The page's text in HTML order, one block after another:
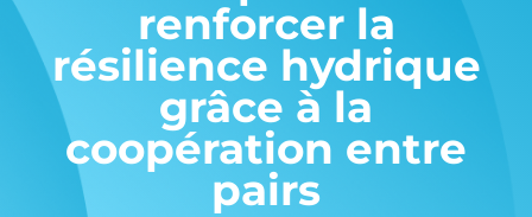
renforcer la
résilience hydrique
grâce à la
coopération entre
pairs